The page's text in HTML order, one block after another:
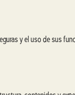
y el uso de sus